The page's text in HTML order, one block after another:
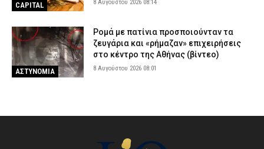
CAPITAL 8 Αυγούστου 2026 08:14
ΑΣΤΥΝΟΜΙΑ
Ρομά με πατίνια προσποιούνταν τα
ζευγάρια και «ρήμαζαν» επιχειρήσεις
στο κέντρο της Αθήνας (βίντεο)
8 Αυγούστου 2026 08:01